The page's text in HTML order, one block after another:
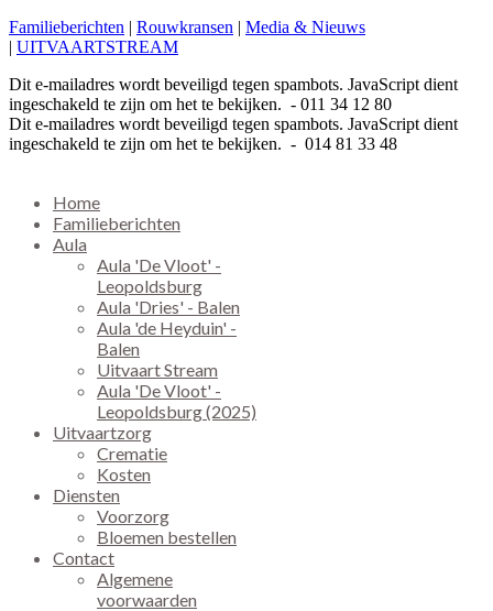
Familieberichten | Rouwkransen | Media & Nieuws
| UITVAARTSTREAM
Dit e-mailadres wordt beveiligd tegen spambots. JavaScript dient
ingeschakeld te zijn om het te bekijken. - 011 34 12 80
Dit e-mailadres wordt beveiligd tegen spambots. JavaScript dient
ingeschakeld te zijn om het te bekijken. - 014 81 33 48
Home
Familieberichten
Aula
Aula 'De Vloot' -
Leopoldsburg
Aula 'Dries' - Balen
Aula 'de Heyduin' -
Balen
Uitvaart Stream
Aula 'De Vloot' -
Leopoldsburg (2025)
Uitvaartzorg
Crematie
Kosten
Diensten
Voorzorg
Bloemen bestellen
Contact
Algemene
voorwaarden